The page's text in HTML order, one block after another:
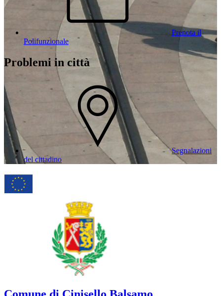
Prenota il
Polifunzionale
Problemi in città
Segnalazioni
del cittadino